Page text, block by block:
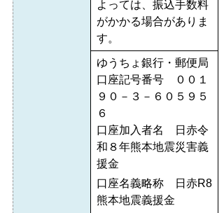
よっては、振込手数料
がかかる場合がありま
す。
ゆうちょ銀行・郵便局
口座記号番号 ００１
９０－３－６０５９５
６
口座加入者名 日赤令
和８年熊本地震災害義
援金
口座名義略称 日赤R8
熊本地震義援金